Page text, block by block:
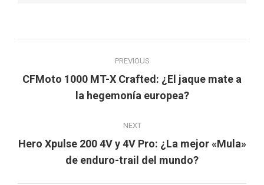
navigation
PREVIOUS
Previous
post:
CFMoto 1000 MT-X Crafted: ¿El jaque mate a
la hegemonía europea?
NEXT
Next
post:
Hero Xpulse 200 4V y 4V Pro: ¿La mejor «Mula»
de enduro-trail del mundo?